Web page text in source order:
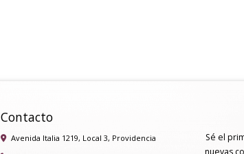
Contacto
Avenida Italia 1219, Local 3, Providencia
Sé el
nuevas